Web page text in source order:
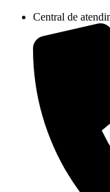
conteúdo
Central de